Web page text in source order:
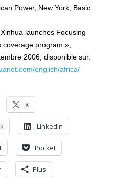
Power, New York, Basic
launches Focusing
coverage program »,
2006, disponible sur:
english/africa/
X
LinkedIn
Pocket
Plus